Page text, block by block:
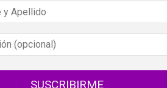
SUSCRIBIRME